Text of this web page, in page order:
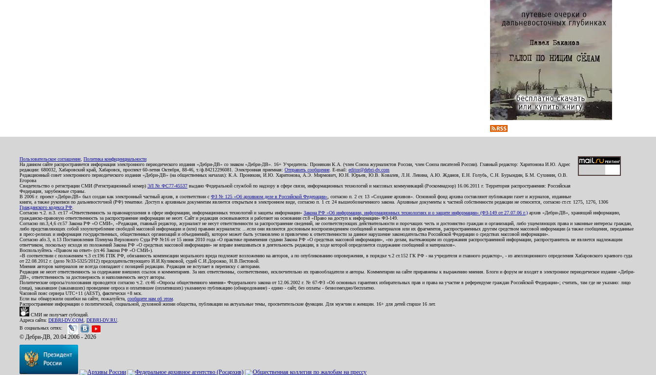
Пользовательское соглашение Политика конфиденциальности
На данном сайте распространяется информация электронного периодического издания «Дебри-ДВ» со знаком «Дебри-ДВ». 16+ Учредитель: Пронякин К.А. (член Союза журналистов России, член Союза писателей России). Главный редактор: Харитонова И.Ю. Адрес
редакции: 680032, Хабаровский край, Хабаровск, проспект 60-летия Октября, 88-46, т./ф.84212296081. Электронная приемная: Отправить сообщение . E-mail: editor@debri-dv.com
Редакционный совет электронного периодического издания «Дебри-ДВ» (на общественных началах): К.А. Пронякин, И.Ю. Харитонова, А.Э. Мирмович, Ю.Н. Юрьев, Ю.В. Ковалев, Л.Н. Левина, А.Ю. Жданов, Е.Н. Голубь, С.Н. Бурындин, Б.М. Сухинин, О.В.
Егорова
Свидетельство о регистрации СМИ (Регистрационный номер) ЭЛ № ФС77-45537 выдано Федеральной службой по надзору в сфере связи, информационных технологий и массовых коммуникаций (Роскомнадзор) 16.06.2011 г. Территория распространения: Российская
Федерация, зарубежные страны.
В 2006 г. проект «Дебри-ДВ» был создан как электронный частный архив, в соответствии с ФЗ № 125 «Об архивном деле в Российской Федерации» , согласно п. 2 ст. 13 «Создание архивов». Основной фонд архива составляют публикации газет и журналов, изданные
книги, а также рукописи по дальневосточной (РФ) тематике. Доступ к архивным документам является открытым в электронном виде, согласно п. 1 ст. 24 вышеобозначенного закона. Архивные документы к частной собственности редакции не относятся, согласно ст.ст. 1275, 1276, 1306
Гражданского кодекса РФ
Согласно ч.2. п.3. ст.17 «Ответственность за правонарушения в сфере информации, информационных технологий и защиты информации» Закона РФ «Об информации, информационных технологиях и о защите информации» (ФЗ-149 от 27.07.06 г.) архив «Дебри-ДВ», хранящий информацию,
гражданско-правовую ответственность за распространение информации не несет. Сайт и редакция основываются и работают на основании ст.8 «Право на доступ к информации» ФЗ-149.
Согласно пп.3,4,6 ст.57 Закона РФ «О СМИ», «Редакция, главный редактор, журналист не несут ответственности за распространение сведений, не соответствующих действительности и порочащих честь и достоинство граждан и организаций, либо ущемляющих права и законные интересы граждан,
либо представляющих собой злоупотребление свободой массовой информации и (или) правами журналиста: ...если они являются дословным воспроизведением сообщений и материалов или их фрагментов, распространенных другим средством массовой информации (а также сообщения, переданные
в пресс-релизах и информация государственных, общественных организаций и объединений), которое может быть установлено и привлечено к ответственности за данное нарушение законодательства Российской Федерации о средствах массовой информации».
Согласно абз.3, п.13 Постановления Пленума Верховного Суда РФ №16 от 15 июня 2010 года «О практике применения судами Закона РФ «О средствах массовой информации», «по делам, вытекающим из содержания распространенной информации, распространитель не является надлежащим
ответчиком, поскольку исходя из положений Закона РФ «О средствах массовой информации» не вправе вмешиваться в деятельность редакции, в ходе которой определяется содержание сообщений и материалов».
Воспользуйтесь «Правом на ответ» (ст.46 Закона РФ «О СМИ»).
«В соответствии с положением ч.3 ст.196 ГПК РФ, обязанность компенсации морального вреда подлежит возложению на авторов, а по опубликованию опровержения, в порядке ч.2 ст.152 ГК РФ - на учредителя и главного редактор», - из апелляционного определения Хабаровского краевого суда
от 22.08.2012 г. (дело №33-5325/2012) председательствующего И.И.Куликовой, судей С.И.Дорожко, Н.В.Пестовой.
Мнения авторов материалов не всегда совпадают с позицией редакции. Редакция не вступает в переписку с авторами.
Редакция не несет ответственность за содержание внешних ссылок и комментариев. За них ответственны, соответственно, исключительно их правообладатели и авторы. Комментарии на сайте приравнены к выражению мнения. Блоги и форум не входят в электронное периодическое издание «Дебри-
ДВ», ответственность за достоверность и наполняемость несут авторы.
Политические опросы/голосования проводятся согласно ч.2. ст.46 «Опросы общественного мнения» Федерального закона от 12.06.2002 г. № 67-ФЗ «Об основных гарантиях избирательных прав и права на участие в референдуме граждан Российской Федерации»; считать, там где не указано: лицо
(лица), заказавшее (заказавших) проведение опроса и оплатившее (оплативших) указанную публикацию (обнародование) - едино - сайт, без оплаты - безвозмездно/бесплатно.
Часовой пояс сервера UTC+11 (AEST), фактически +8 мск.
Если вы обнаружили ошибки на сайте, пожалуйста, сообщите нам об этом
Распространение информации о политической, социальной, духовной жизни общества, публикации на актуальные темы, просветительские функции. Для мужчин и женщин. 16+ для детей старше 16 лет.
СМИ не получает субсидий.
Адреса сайта: DEBRI-DV.COM DEBRI-DV.RU
В социальных сетях:
© Дебри-ДВ, 20.04.2006 - 2026